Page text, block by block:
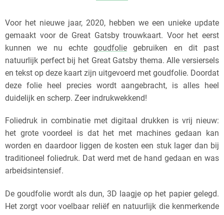
Voor het nieuwe jaar, 2020, hebben we een unieke update
gemaakt voor de Great Gatsby trouwkaart. Voor het eerst
kunnen we nu echte goudfolie gebruiken en dit past
natuurlijk perfect bij het Great Gatsby thema. Alle versiersels
en tekst op deze kaart zijn uitgevoerd met goudfolie. Doordat
deze folie heel precies wordt aangebracht, is alles heel
duidelijk en scherp. Zeer indrukwekkend!
Foliedruk in combinatie met digitaal drukken is vrij nieuw:
het grote voordeel is dat het met machines gedaan kan
worden en daardoor liggen de kosten een stuk lager dan bij
traditioneel foliedruk. Dat werd met de hand gedaan en was
arbeidsintensief.
De goudfolie wordt als dun, 3D laagje op het papier gelegd.
Het zorgt voor voelbaar reliëf en natuurlijk die kenmerkende